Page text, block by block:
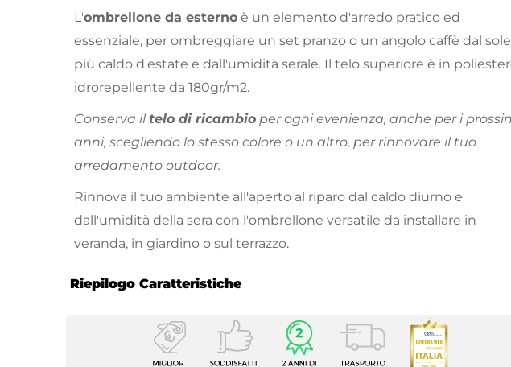
L'ombrellone da esterno è un elemento d'arredo pratico ed
essenziale, per ombreggiare un set pranzo o un angolo caffè dal sole
più caldo d'estate e dall'umidità serale. Il telo superiore è in
idrorepellente da 180gr/m2.
Conserva il telo di ricambio per ogni evenienza, anche per i
anni, scegliendo lo stesso colore o un altro, per rinnovare il tuo
arredamento outdoor.
Rinnova il tuo ambiente all'aperto al riparo dal caldo diurno e
dall'umidità della sera con l'ombrellone versatile da installare in
veranda, in giardino o sul terrazzo.
Riepilogo Caratteristiche
Caratteristiche
Dimensione
Ø 250 cm